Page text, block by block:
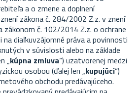
a o zmene a doplnení
zákona č. 284/2002 Z.z. v znení
zákonom č. 102/2014 Z.z. o ochrane
diaľkuvzájomné práva a povinnosti
v súvislosti alebo na základe
„kúpna zmluva“) uzatvorenej medzi
osobou (ďalej len „kupujúci“)
obchodu predávajúceho.